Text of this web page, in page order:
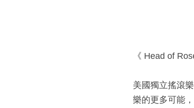
《 Head of
美國獨立搖滾
樂的更多可能